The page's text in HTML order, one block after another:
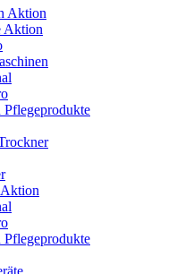
Aktion
Aktion